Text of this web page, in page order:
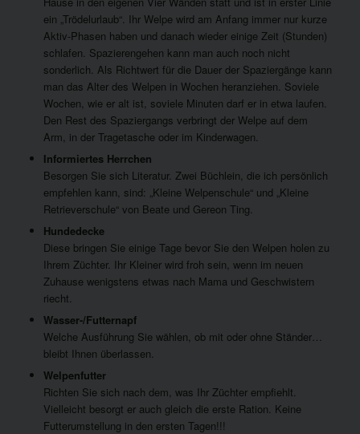
ein „Trödelurlaub“. Ihr Welpe wird am Anfang immer nur kurze
Aktiv-Phasen haben und danach wieder einige Zeit (Stunden)
schlafen. Spazierengehen kann man auch noch nicht
sonderlich. Als Richtwert für die Dauer der Spaziergänge kann
man das Alter des Welpen in Wochen heranziehen. Soviele
Wochen, wie er alt ist, soviele Minuten darf er in etwa laufen.
Den Rest des Spaziergangs verbringt der Welpe auf dem
Arm, in der Tragetasche oder im Kinderwagen.
Informiertes Herrchen
Besorgen Sie sich Literatur. Zwei Büchlein, die ich persönlich
empfehlen kann, sind: „Kleine Welpenschule“ und „Kleine
Retrieverschule“ von Beate und Gereon Ting.
Hundedecke
Diese bringen Sie einige Tage bevor Sie den Welpen holen zu
Ihrem Züchter. Ihr Kleiner wird froh sein, wenn im neuen
Zuhause wenigstens etwas nach Mama und Geschwistern
riecht.
Wasser-/Futternapf
Welche Ausführung Sie wählen, ob mit oder ohne Ständer…
bleibt Ihnen überlassen.
Welpenfutter
Richten Sie sich nach dem, was Ihr Züchter empfiehlt.
Vielleicht besorgt er auch gleich die erste Ration. Keine
Futterumstellung in den ersten Tagen!!!